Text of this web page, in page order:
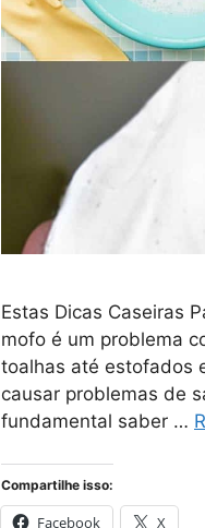
Estas Dicas Caseiras
mofo é um problema
toalhas até estofados
causar problemas de
fundamental saber …
Compartilhe isso:
Facebook X